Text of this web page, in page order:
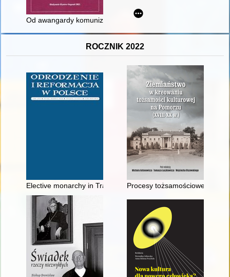
Od awangardy komunizmu do sierocińców transformacji :
ROCZNIK 2022
Elective monarchy in Transylvania and Poland-Lithuania,
Procesy tożsamościowe na